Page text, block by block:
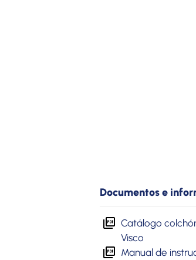
Documentos e
Catálogo
Visco
Manual de